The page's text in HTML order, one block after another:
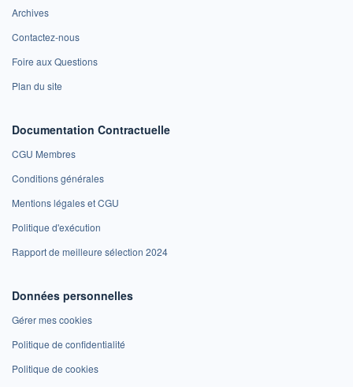
Archives
Contactez-nous
Foire aux Questions
Plan du site
Documentation Contractuelle
CGU Membres
Conditions générales
Mentions légales et CGU
Politique d'exécution
Rapport de meilleure sélection 2024
Données personnelles
Gérer mes cookies
Politique de confidentialité
Politique de cookies